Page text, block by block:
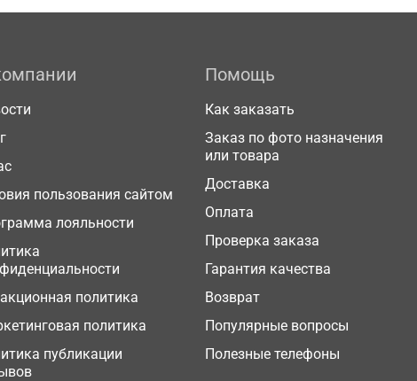
пользования сайтом
лояльности
политика
политика
публикации
Помощь
Как заказать
Заказ по фото назначения
или товара
Доставка
Оплата
Проверка заказа
Гарантия качества
Возврат
Популярные вопросы
Полезные телефоны